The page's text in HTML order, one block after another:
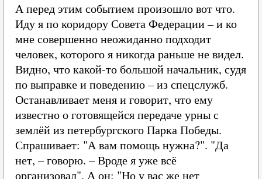
А перед этим событием произошло вот что.
Иду я по коридору Совета Федерации – и ко
мне совершенно неожиданно подходит
человек, которого я никогда раньше не видел.
Видно, что какой-то большой начальник, судя
по выправке и поведению – из спецслужб.
Останавливает меня и говорит, что ему
известно о готовящейся передаче урны с
землёй из петербургского Парка Победы.
Спрашивает: "А вам помощь нужна?". "Да
нет, – говорю. – Вроде я уже всё
организовал". А он: "Но у вас же нет